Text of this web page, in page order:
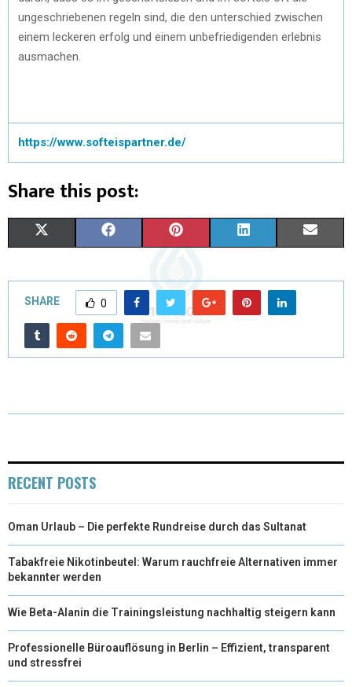
ungeschriebenen regeln sind, die den unterschied zwischen
einem leckeren erfolg und einem unbefriedigenden erlebnis
ausmachen.
https://www.softeispartner.de/
Share this post:
I
R
)
C
E
B
N
T
T
N
K
SHARE 0
RECENT POSTS
Oman Urlaub – Die perfekte Rundreise durch das Sultanat
Tabakfreie Nikotinbeutel: Warum rauchfreie Alternativen immer
bekannter werden
Wie Beta-Alanin die Trainingsleistung nachhaltig steigern kann
Professionelle Büroauflösung in Berlin – Effizient, transparent
und stressfrei